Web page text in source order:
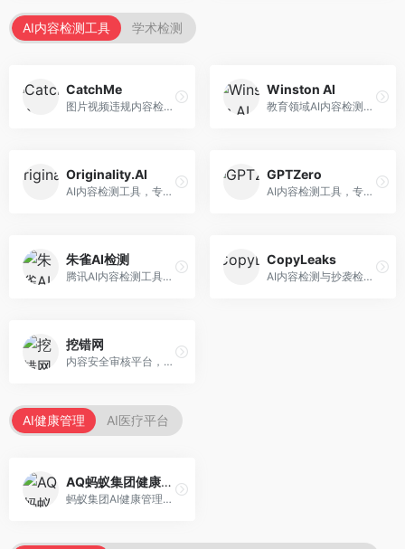
AI内容检测工具 学术检测
CatchMe
图片视频违规内容检测平台，专注于视觉内容安全。面向内容平台，提供图片审核、视频审核、直播监控等服务，视觉检测专业。
Winston AI
教育领域AI内容检测平台，专注于学术诚信。面向教育机构，提供AI内容检测、抄袭检测、报告生成等服务，教育适配性强。
Originality.AI
AI内容检测工具，专注于内容原创性验证。面向内容创作者和出版商，提供AI检测、抄袭检测、批量分析等服务，检测精度高。
GPTZero
AI内容检测工具，专注于AI生成文本识别。面向教育工作者和出版商，提供文本检测、批量分析、API接口等服务，检测准确率高。
朱雀AI检测
腾讯AI内容检测工具，专注于中文内容识别。面向中文用户，提供AI内容检测、文本分析、报告生成等服务，中文检测专业。
CopyLeaks
AI内容检测与抄袭检测平台，专注于内容原创性验证。面向教育机构和出版商，提供AI检测、抄袭检测、多语言支持等服务，检测全面。
挖错网
内容安全审核平台，专注于违规内容检测。面向企业和平台，提供内容审核、敏感词检测、风险预警等服务，安全审核专业。
AI健康管理 AI医疗平台
AQ蚂蚁集团健康管家
蚂蚁集团AI健康管理服务，专注于个人健康监测。面向个人用户，提供健康评估、慢病管理、健康建议等服务，健康管理便捷。